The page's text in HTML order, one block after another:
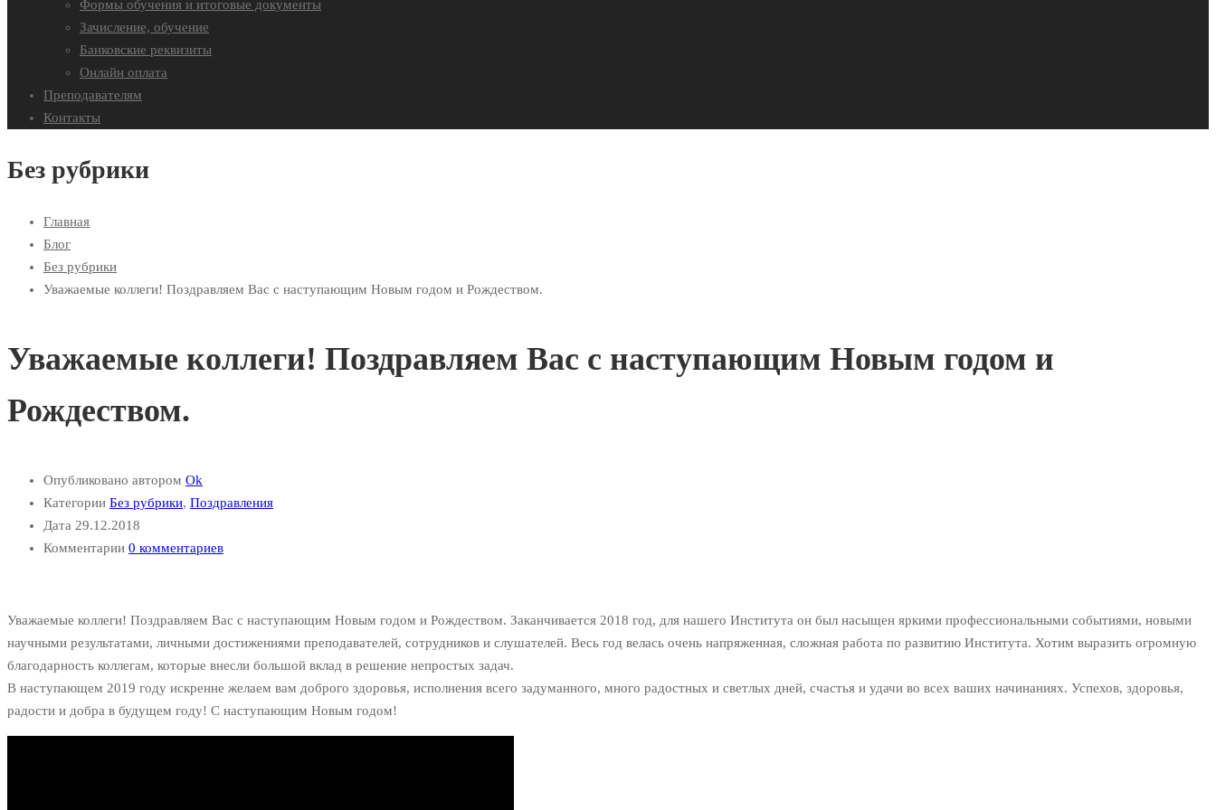
Формы обучения и итоговые документы
Зачисление, обучение
Банковские реквизиты
Онлайн оплата
Преподавателям
Контакты
Без рубрики
Главная
Блог
Без рубрики
Уважаемые коллеги! Поздравляем Вас с наступающим Новым годом и Рождеством.
Уважаемые коллеги! Поздравляем Вас с наступающим Новым годом и
Рождеством.
Опубликовано автором Ok
Категории Без рубрики, Поздравления
Дата 29.12.2018
Комментарии 0 комментариев
Уважаемые коллеги! Поздравляем Вас с наступающим Новым годом и Рождеством. Заканчивается 2018 год, для нашего Института он был насыщен яркими профессиональными событиями, новыми
научными результатами, личными достижениями преподавателей, сотрудников и слушателей. Весь год велась очень напряженная, сложная работа по развитию Института. Хотим выразить огромную
благодарность коллегам, которые внесли большой вклад в решение непростых задач.
В наступающем 2019 году искренне желаем вам доброго здоровья, исполнения всего задуманного, много радостных и светлых дней, счастья и удачи во всех ваших начинаниях. Успехов, здоровья,
радости и добра в будущем году! С наступающим Новым годом!